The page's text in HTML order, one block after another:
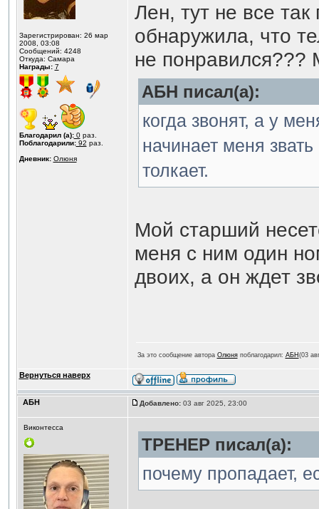
Зарегистрирован: 26 мар
2008, 03:08
Сообщений: 4248
Откуда: Самара
Награды: 7
Благодарил (а):0раз.
Поблагодарили:92 раз.
Дневник: Олюня
Лен, тут не все
обнаружила, что
не
АБН писал(а):
когда звонят, а у
начинает меня
толкает.
Мой старший
меня с ним один
двоих, а он ждет
За это сообщение автора Олюняпоблагодарил: АБН (03
Вернуться наверх
АБН Добавлено:03 авг 2025, 23:00
Виконтесса
ТРЕНЕР писал(а):
почему пропадает,